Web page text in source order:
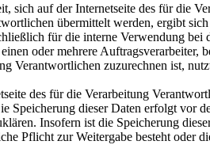
sich auf der Internetseite des für die
übermittelt werden, ergibt
für die interne Verwendung
oder mehrere Auftragsverarbeiter,
Verantwortlichen zuzurechnen ist,
des für die Verarbeitung
Speicherung dieser Daten erfolgt vor
Insofern ist die Speicherung
Pflicht zur Weitergabe besteht oder